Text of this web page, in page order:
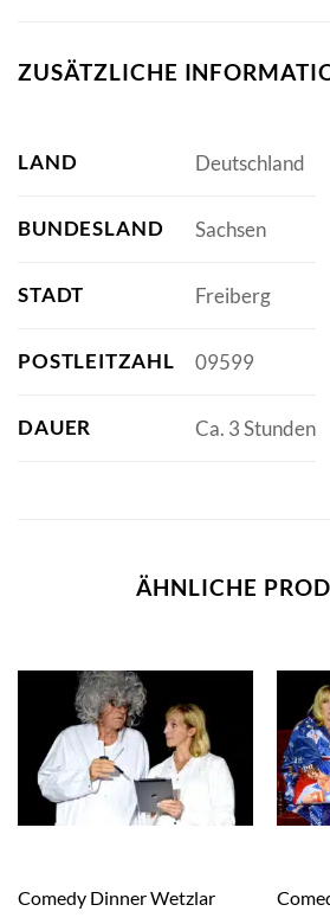
ZUSÄTZLICHE
LAND Deutschland
BUNDESLAND Sachsen
STADT Freiberg
POSTLEITZAHL 09599
DAUER Ca. 3 Stunden
ÄHNLICHE
Comedy Dinner Wetzlar